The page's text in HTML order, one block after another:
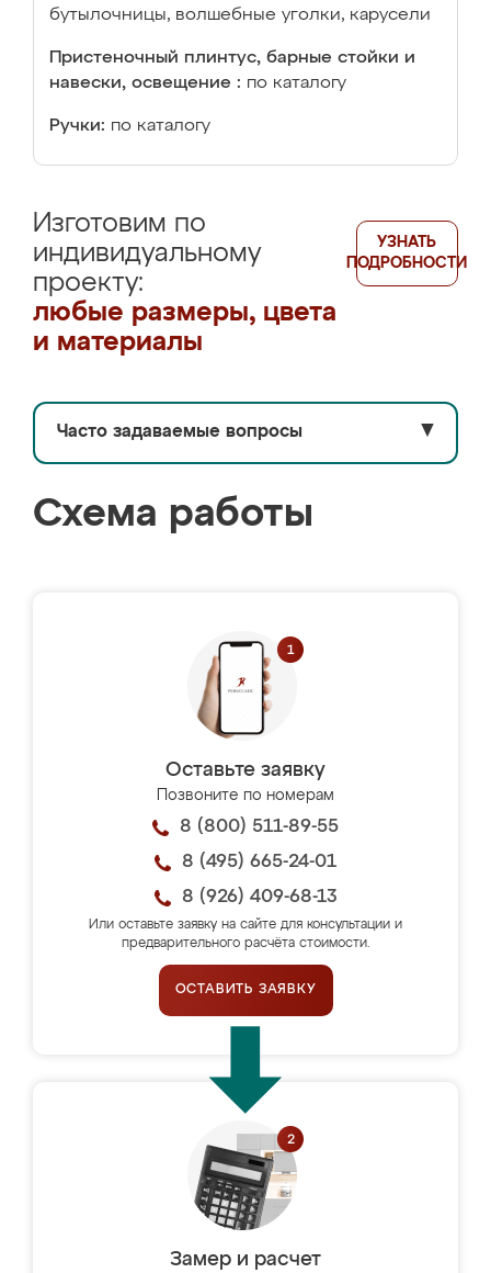
бутылочницы, волшебные уголки, карусели
Пристеночный плинтус, барные стойки и
навески, освещение : по каталогу
Ручки: по каталогу
Изготовим по
индивидуальному
проекту:
любые размеры, цвета
и материалы
УЗНАТЬ
ПОДРОБНОСТИ
Часто задаваемые вопросы ▼
Схема работы
Оставьте заявку
Позвоните по номерам
8 (800) 511-89-55
8 (495) 665-24-01
8 (926) 409-68-13
Или оставьте заявку на сайте для консультации и
предварительного расчёта стоимости.
ОСТАВИТЬ ЗАЯВКУ
Замер и расчет